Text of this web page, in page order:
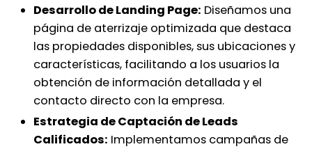
Desarrollo de Landing Page: Diseñamos una
página de aterrizaje optimizada que destaca
las propiedades disponibles, sus ubicaciones y
características, facilitando a los usuarios la
obtención de información detallada y el
contacto directo con la empresa.
Estrategia de Captación de Leads
Calificados: Implementamos campañas de